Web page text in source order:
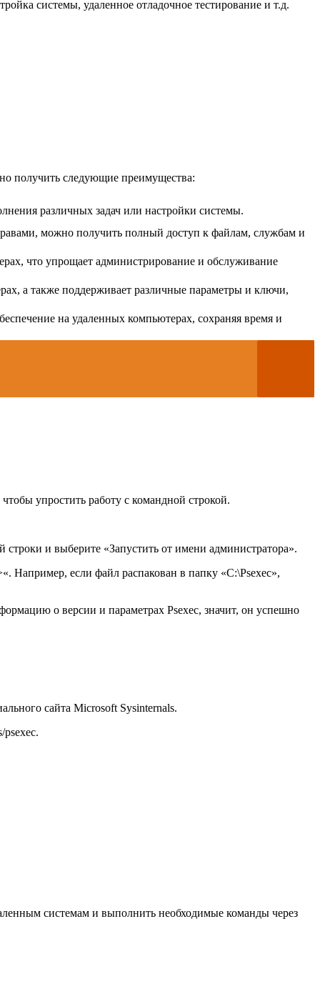
системы, удаленное отладочное тестирование и т.д.
получить следующие преимущества:
различных задач или настройки системы.
можно получить полный доступ к файлам, службам и
что упрощает администрирование и обслуживание
а также поддерживает различные параметры и ключи,
на удаленных компьютерах, сохраняя время и
упростить работу с командной строкой.
и выберите «Запустить от имени администратора».
Например, если файл распакован в папку «C:\Psexec»,
о версии и параметрах Psexec, значит, он успешно
сайта Microsoft Sysinternals.
psexec.
системам и выполнить необходимые команды через